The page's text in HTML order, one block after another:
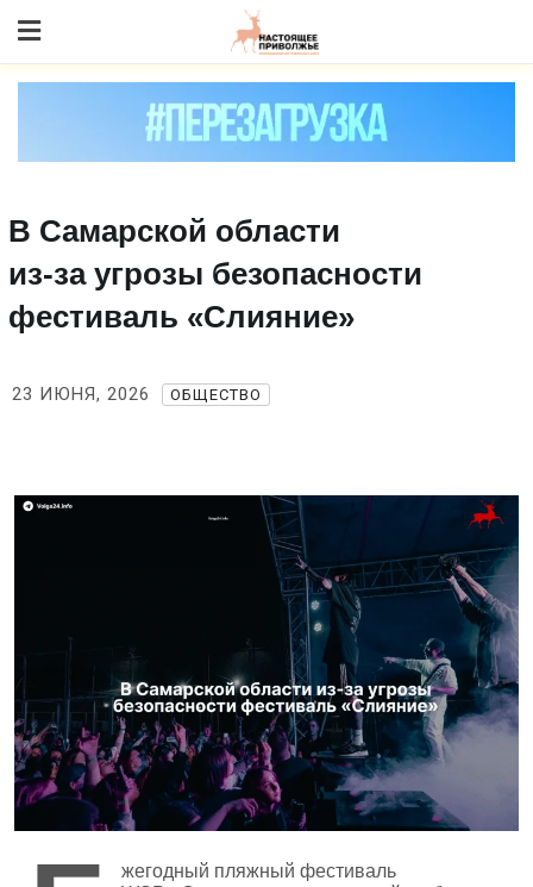
to content
В Самарской области
из‑за угрозы безопасности
фестиваль «Слияние»
23 ИЮНЯ, 2026 ОБЩЕСТВО
жегодный пляжный фестиваль